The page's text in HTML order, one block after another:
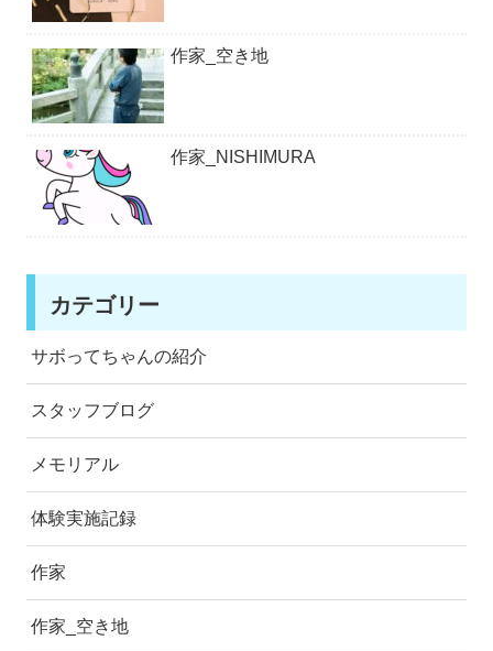
作家_空き地
作家_NISHIMURA
カテゴリー
サボってちゃんの紹介
スタッフブログ
メモリアル
体験実施記録
作家
作家_空き地